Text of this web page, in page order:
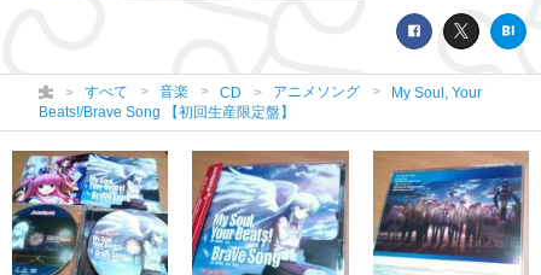
すべて 音楽 CD アニメソング
My Soul, Your
Beats!/Brave Song 【初回生産限定盤】